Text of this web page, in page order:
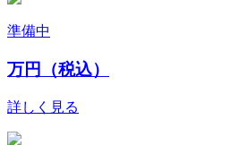
準備中
万円（税込）
詳しく見る